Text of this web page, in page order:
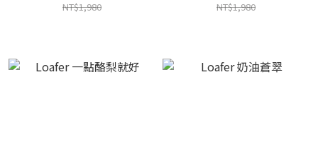
NT$1,980 NT$1,980